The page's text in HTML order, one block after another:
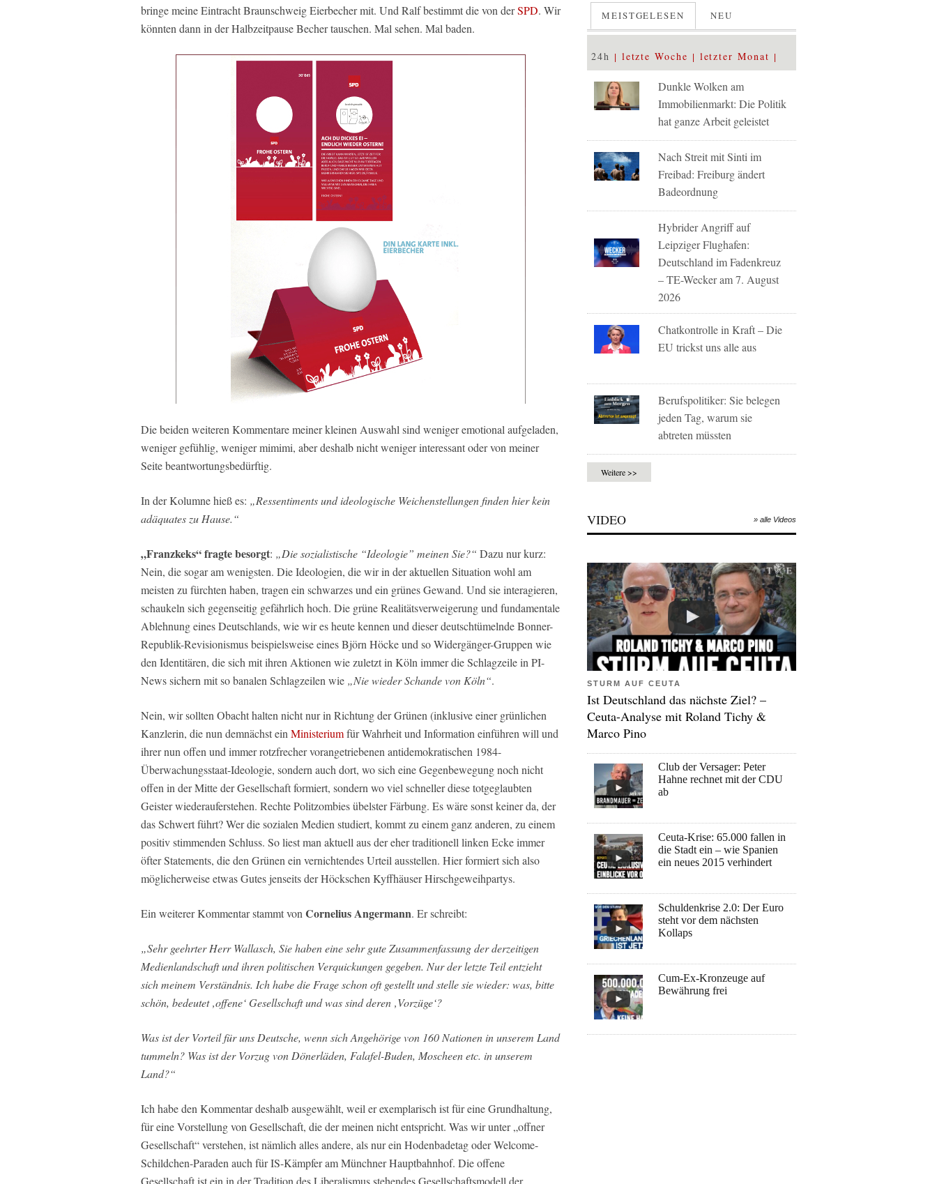
bringe meine Eintracht Braunschweig Eierbecher mit. Und Ralf bestimmt die von derSPD. Wir
könnten dann in der Halbzeitpause Becher tauschen. Mal sehen. Mal baden.
Die beiden weiteren Kommentare meiner kleinen Auswahl sind weniger emotional aufgeladen,
weniger gefühlig, weniger mimimi, aber deshalb nicht weniger interessant oder von meiner
Seite beantwortungsbedürftig.
In der Kolumne hieß es: „Ressentiments und ideologische Weichenstellungen finden hier kein
adäquates zu Hause.“
„Franzkeks“ fragte besorgt: „Die sozialistische “Ideologie” meinen Sie?“ Dazu nur kurz:
Nein, die sogar am wenigsten. Die Ideologien, die wir in der aktuellen Situation wohl am
meisten zu fürchten haben, tragen ein schwarzes und ein grünes Gewand. Und sie interagieren,
schaukeln sich gegenseitig gefährlich hoch. Die grüne Realitätsverweigerung und fundamentale
Ablehnung eines Deutschlands, wie wir es heute kennen und dieser deutschtümelnde Bonner-
Republik-Revisionismus beispielsweise eines Björn Höcke und so Widergänger-Gruppen wie
den Identitären, die sich mit ihren Aktionen wie zuletzt in Köln immer die Schlagzeile in PI-
News sichern mit so banalen Schlagzeilen wie „Nie wieder Schande von Köln“.
Nein, wir sollten Obacht halten nicht nur in Richtung der Grünen (inklusive einer grünlichen
Kanzlerin, die nun demnächst ein Ministeriumfür Wahrheit und Information einführen will und
ihrer nun offen und immer rotzfrecher vorangetriebenen antidemokratischen 1984-
Überwachungsstaat-Ideologie, sondern auch dort, wo sich eine Gegenbewegung noch nicht
offen in der Mitte der Gesellschaft formiert, sondern wo viel schneller diese totgeglaubten
Geister wiederauferstehen. Rechte Politzombies übelster Färbung. Es wäre sonst keiner da, der
das Schwert führt? Wer die sozialen Medien studiert, kommt zu einem ganz anderen, zu einem
positiv stimmenden Schluss. So liest man aktuell aus der eher traditionell linken Ecke immer
öfter Statements, die den Grünen ein vernichtendes Urteil ausstellen. Hier formiert sich also
möglicherweise etwas Gutes jenseits der Höckschen Kyffhäuser Hirschgeweihpartys.
Ein weiterer Kommentar stammt von Cornelius Angermann. Er schreibt:
„Sehr geehrter Herr Wallasch, Sie haben eine sehr gute Zusammenfassung der derzeitigen
Medienlandschaft und ihren politischen Verquickungen gegeben. Nur der letzte Teil entzieht
sich meinem Verständnis. Ich habe die Frage schon oft gestellt und stelle sie wieder: was, bitte
schön, bedeutet ‚offene‘ Gesellschaft und was sind deren ‚Vorzüge‘?
Was ist der Vorteil für uns Deutsche, wenn sich Angehörige von 160 Nationen in unserem Land
tummeln? Was ist der Vorzug von Dönerläden, Falafel-Buden, Moscheen etc. in unserem
Land?“
Ich habe den Kommentar deshalb ausgewählt, weil er exemplarisch ist für eine Grundhaltung,
für eine Vorstellung von Gesellschaft, die der meinen nicht entspricht. Was wir unter „offner
Gesellschaft“ verstehen, ist nämlich alles andere, als nur ein Hodenbadetag oder Welcome-
Schildchen-Paraden auch für IS-Kämpfer am Münchner Hauptbahnhof. Die offene
Gesellschaft ist ein in der Tradition des Liberalismus stehendes Gesellschaftsmodell der
MEISTGELESEN NEU
24h letzte Woche letzter Monat
Dunkle Wolken am
Immobilienmarkt: Die Politik
hat ganze Arbeit geleistet
Nach Streit mit Sinti im
Freibad: Freiburg ändert
Badeordnung
Hybrider Angriff auf
Leipziger Flughafen:
Deutschland im Fadenkreuz
– TE-Wecker am 7. August
2026
Chatkontrolle in Kraft – Die
EU trickst uns alle aus
Berufspolitiker: Sie belegen
jeden Tag, warum sie
abtreten müssten
Weitere >>
VIDEO » alle Videos
STURM AUF CEUTA
Ist Deutschland das nächste Ziel? –
Ceuta-Analyse mit Roland Tichy &
Marco Pino
Club der Versager: Peter
Hahne rechnet mit der CDU
ab
Ceuta-Krise: 65.000 fallen in
die Stadt ein – wie Spanien
ein neues 2015 verhindert
Schuldenkrise 2.0: Der Euro
steht vor dem nächsten
Kollaps
Cum-Ex-Kronzeuge auf
Bewährung frei